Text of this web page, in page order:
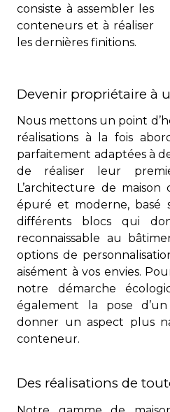
consiste à assembler les
conteneurs et à réaliser
les dernières finitions.
Devenir propriétaire à
Nous mettons un point
réalisations à la fois
parfaitement adaptées à
de réaliser leur
L’architecture de
épuré et moderne, basé
différents blocs qui
reconnaissable au
options de
aisément à vos envies.
notre démarche
également la pose
donner un aspect plus
conteneur.
Des réalisations de